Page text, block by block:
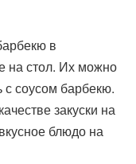
в
на стол. Их можно
с соусом барбекю.
закуски на
блюдо на